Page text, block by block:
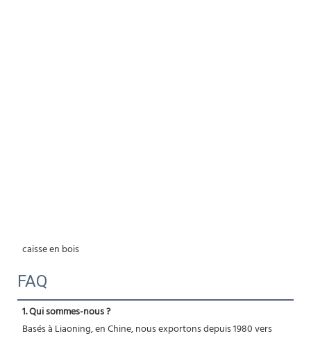
caisse en bois
FAQ
1. Qui sommes-nous ?